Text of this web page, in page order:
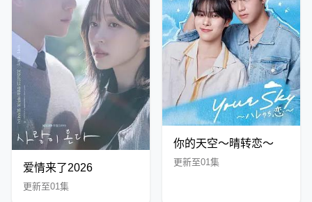
爱情来了2026
更新至01集
你的天空～晴转恋～
更新至01集